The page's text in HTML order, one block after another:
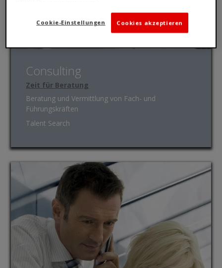
Consulting
Zeit für Beratung
Beratung und Vermittlung von Fach- und
Führungskräften
Talent Search
Cookies akzeptieren
Cookie-Einstellungen